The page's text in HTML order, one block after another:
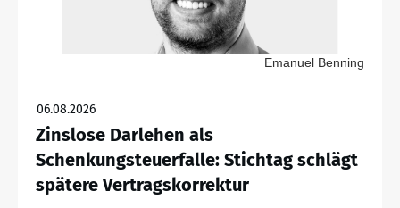
Emanuel Benning
06.08.2026
Zinslose Darlehen als
Schenkungsteuerfalle: Stichtag schlägt
spätere Vertragskorrektur